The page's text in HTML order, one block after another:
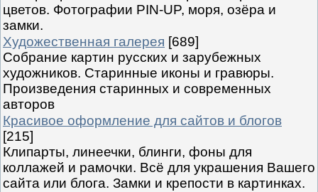
цветов. Фотографии PIN-UP, моря, озёра и
замки.
Художественная галерея [689]
Собрание картин русских и зарубежных
художников. Старинные иконы и гравюры.
Произведения старинных и современных
авторов
Красивое оформление для сайтов и блогов
[215]
Клипарты, линеечки, блинги, фоны для
коллажей и рамочки. Всё для украшения Вашего
сайта или блога. Замки и крепости в картинках.